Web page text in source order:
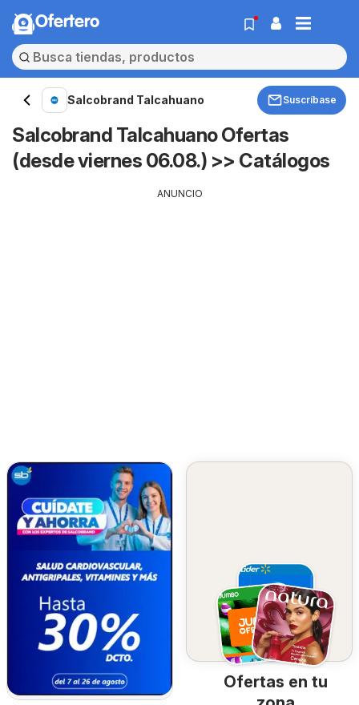
Ofertero
Salcobrand Talcahuano Suscríbase
Salcobrand Talcahuano Ofertas
(desde viernes 06.08.) >> Catálogos
ANUNCIO
Ofertas en tu